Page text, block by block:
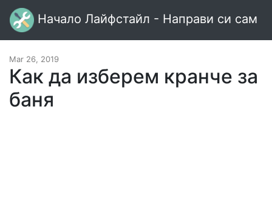
Начало Лайфстайл - Направи си сам
Mar 26, 2019
Как да изберем кранче за
баня